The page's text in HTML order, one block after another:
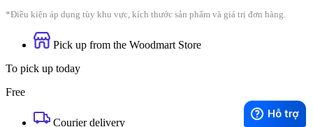
*Điều kiện áp dụng tùy khu vực, kích thước sản phẩm và giá trị đơn hàng.
Pick up from the Woodmart Store
To pick up today
Free
Courier delivery